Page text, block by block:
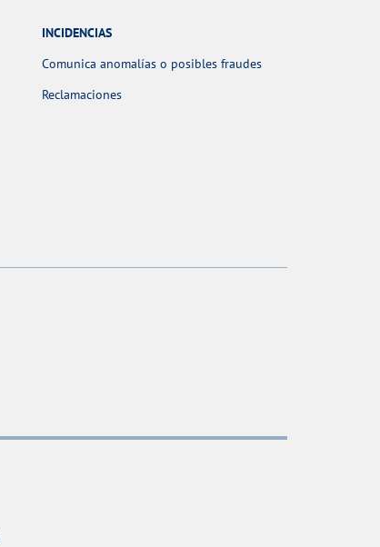
INCIDENCIAS
Comunica anomalías o posibles fraudes
Reclamaciones